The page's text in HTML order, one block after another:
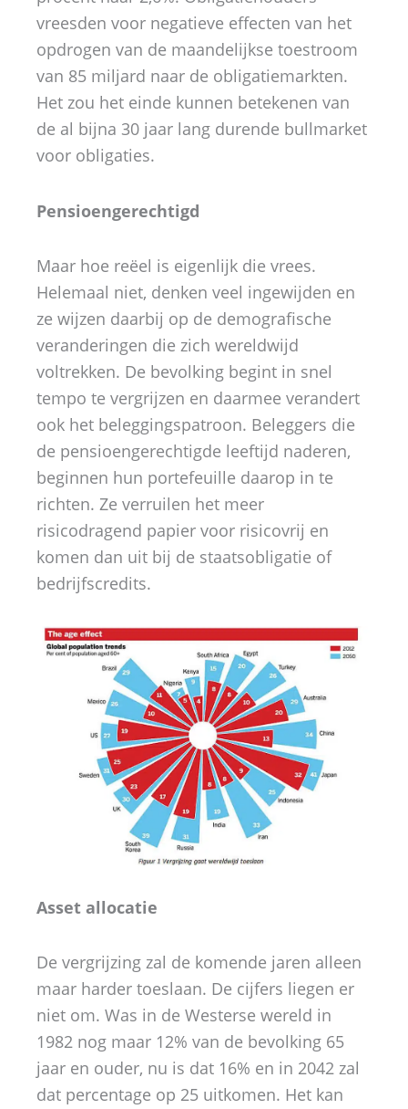
vreesden voor negatieve effecten van het
opdrogen van de maandelijkse toestroom
van 85 miljard naar de obligatiemarkten.
Het zou het einde kunnen betekenen van
de al bijna 30 jaar lang durende bullmarket
voor obligaties.
Pensioengerechtigd
Maar hoe reëel is eigenlijk die vrees.
Helemaal niet, denken veel ingewijden en
ze wijzen daarbij op de demografische
veranderingen die zich wereldwijd
voltrekken. De bevolking begint in snel
tempo te vergrijzen en daarmee verandert
ook het beleggingspatroon. Beleggers die
de pensioengerechtigde leeftijd naderen,
beginnen hun portefeuille daarop in te
richten. Ze verruilen het meer
risicodragend papier voor risicovrij en
komen dan uit bij de staatsobligatie of
bedrijfscredits.
Asset allocatie
De vergrijzing zal de komende jaren alleen
maar harder toeslaan. De cijfers liegen er
niet om. Was in de Westerse wereld in
1982 nog maar 12% van de bevolking 65
jaar en ouder, nu is dat 16% en in 2042 zal
dat percentage op 25 uitkomen. Het kan